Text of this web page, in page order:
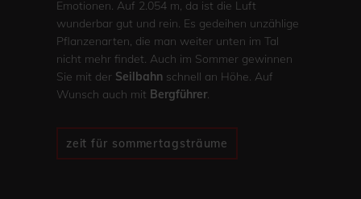
Emotionen. Auf 2.054 m, da ist die Luft
wunderbar gut und rein. Es gedeihen unzählige
Pflanzenarten, die man weiter unten im Tal
nicht mehr findet. Auch im Sommer gewinnen
Sie mit der Seilbahnschnell an Höhe. Auf
Wunsch auch mit Bergführer.
zeit für sommertagsträume